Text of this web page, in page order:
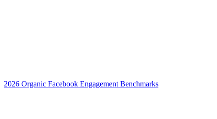
2026 Organic Facebook Engagement Benchmarks